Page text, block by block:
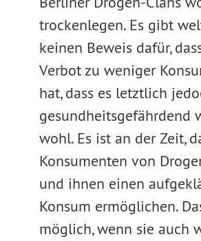
trockenlegen. Es gibt
keinen Beweis dafür,
Verbot zu weniger
hat, dass es letztlich
gesundheitsgefährdend
wohl. Es ist an der Zeit,
Konsumenten von
und ihnen einen
Konsum ermöglichen.
möglich, wenn sie auch